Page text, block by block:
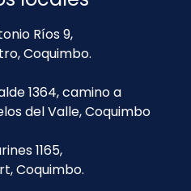
Ríos 9,
Coquimbo.
1364, camino a
del Valle, Coquimbo
1165,
Coquimbo.